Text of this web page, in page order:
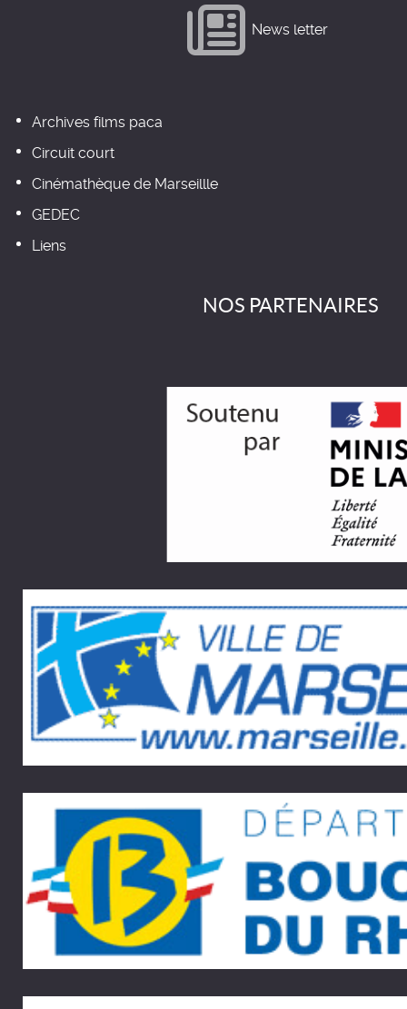
News letter
Archives films paca
Circuit court
Cinémathèque de Marseillle
GEDEC
Liens
NOS PARTENAIRES